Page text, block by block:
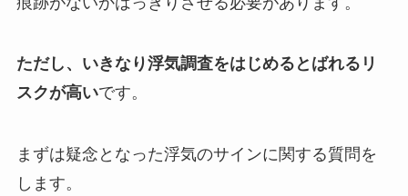
ただし、いきなり浮気調査をはじめるとばれるリ
スクが高いです。
まずは疑念となった浮気のサインに関する質問を
します。